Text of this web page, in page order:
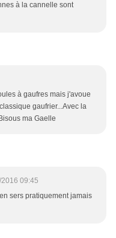
à la cannelle sont
à gaufres mais j'avoue
gaufrier...Avec la
ma Gaelle
09:45
sers pratiquement jamais